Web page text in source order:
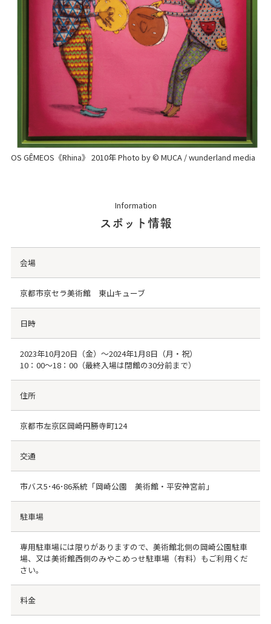
OS GÊMEOS《Rhina》 2010年 Photo by © MUCA / wunderland media
Information
スポット情報
会場
京都市京セラ美術館 東山キューブ
日時
2023年10月20日（金）～2024年1月8日（月・祝）
10：00～18：00（最終入場は閉館の30分前まで）
住所
京都市左京区岡崎円勝寺町124
交通
市バス5･46･86系統「岡崎公園 美術館・平安神宮前」
駐車場
専用駐車場には限りがありますので、美術館北側の岡崎公園駐車
場、又は美術館西側のみやこめっせ駐車場（有料）もご利用くだ
さい。
料金